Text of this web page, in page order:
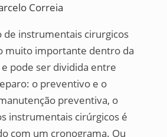
Correia
de instrumentais cirurgicos
muito importante dentro da
pode ser dividida entre
o preventivo e o
preventiva, o
instrumentais cirúrgicos é
com um cronograma. Ou